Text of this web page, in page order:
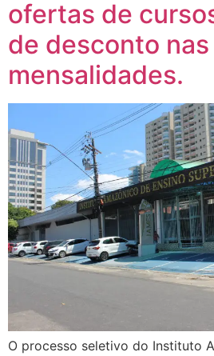
ofertas de
de desconto nas
mensalidades.
O processo seletivo do Instituto